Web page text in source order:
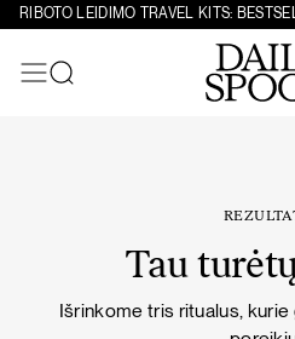
Eiti prie turinio
RIBOTO LEIDIMO TRAVEL KITS:
Tau
Išrinkome tris ritualus,